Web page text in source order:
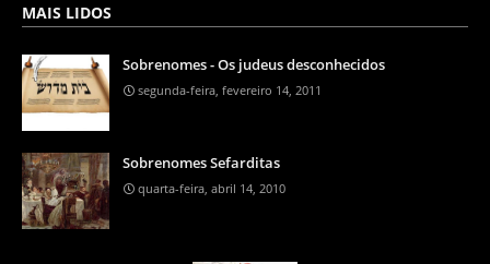
MAIS LIDOS
Sobrenomes - Os judeus desconhecidos
segunda-feira, fevereiro 14, 2011
Sobrenomes Sefarditas
quarta-feira, abril 14, 2010